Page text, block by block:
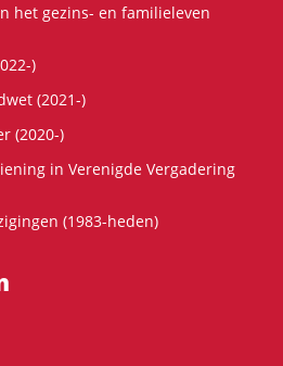
het gezins- en familieleven
)
(2021-)
(2020-)
in Verenigde Vergadering
(1983-heden)